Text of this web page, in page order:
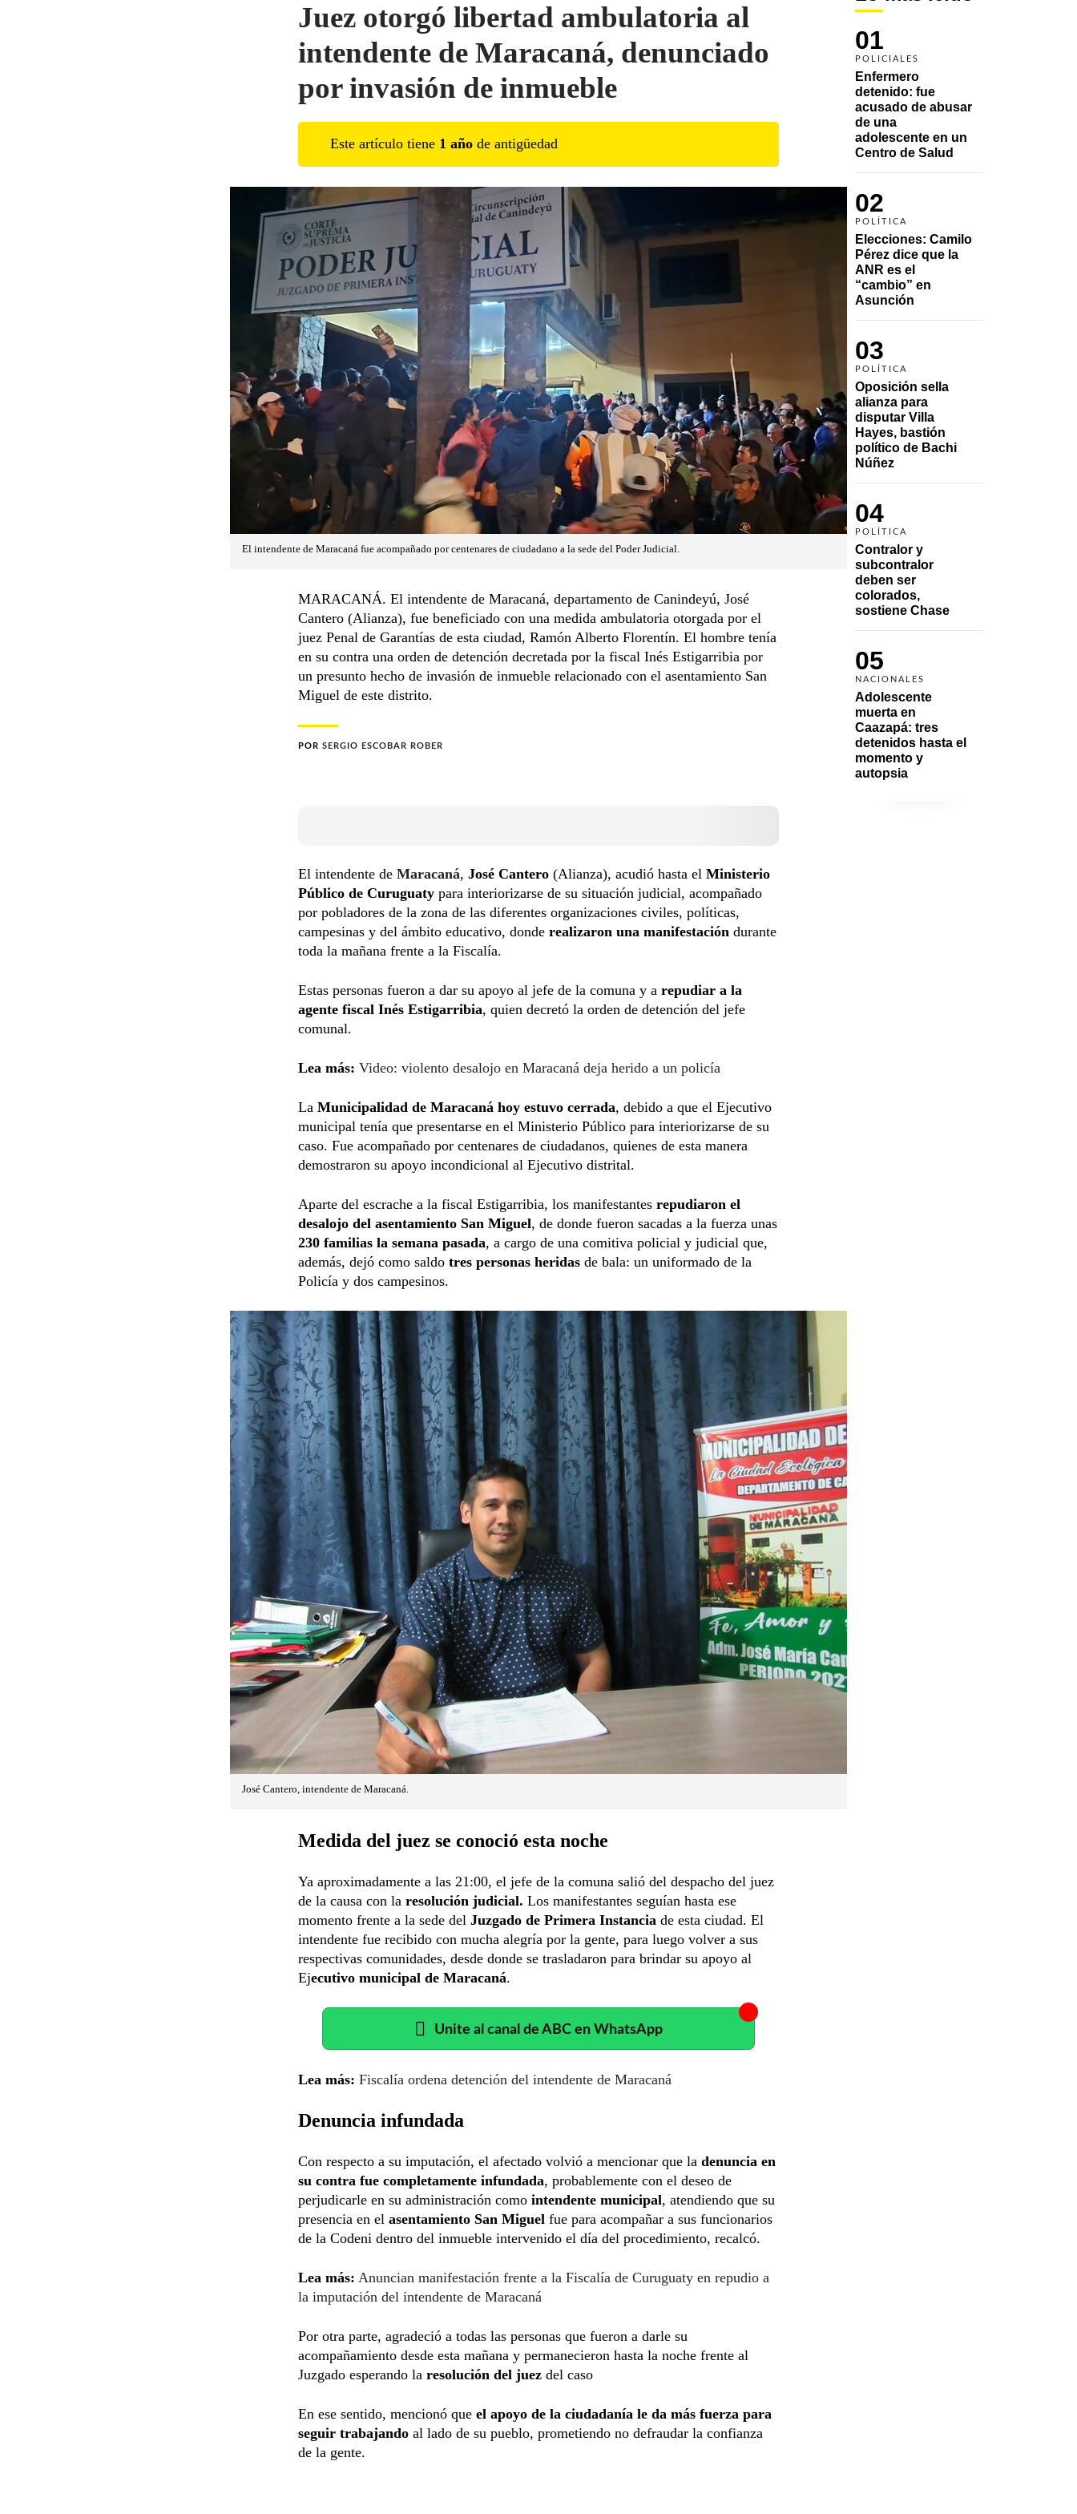
01
POLICIALES
Enfermero
detenido: fue
acusado de abusar
de una
adolescente en un
Centro de Salud
02
POLÍTICA
Elecciones: Camilo
Pérez dice que la
ANR es el
“cambio” en
Asunción
03
POLÍTICA
Oposición sella
alianza para
disputar Villa
Hayes, bastión
político de Bachi
Núñez
04
POLÍTICA
Contralor y
subcontralor
deben ser
colorados,
sostiene Chase
05
NACIONALES
Adolescente
muerta en
Caazapá: tres
detenidos hasta el
momento y
autopsia
Juez otorgó libertad ambulatoria al
intendente de Maracaná, denunciado
por invasión de inmueble
Este artículo tiene 1 año de antigüedad
El intendente de Maracaná fue acompañado por centenares de ciudadano a la sede del Poder Judicial.
MARACANÁ. El intendente de Maracaná, departamento de Canindeyú, José
Cantero (Alianza), fue beneficiado con una medida ambulatoria otorgada por el
juez Penal de Garantías de esta ciudad, Ramón Alberto Florentín. El hombre tenía
en su contra una orden de detención decretada por la fiscal Inés Estigarribia por
un presunto hecho de invasión de inmueble relacionado con el asentamiento San
Miguel de este distrito.
POR SERGIO ESCOBAR ROBER
El intendente de Maracaná, José Cantero (Alianza), acudió hasta el Ministerio
Público de Curuguaty para interiorizarse de su situación judicial, acompañado
por pobladores de la zona de las diferentes organizaciones civiles, políticas,
campesinas y del ámbito educativo, donde realizaron una manifestación durante
toda la mañana frente a la Fiscalía.
Estas personas fueron a dar su apoyo al jefe de la comuna y a repudiar a la
agente fiscal Inés Estigarribia, quien decretó la orden de detención del jefe
comunal.
Lea más: Video: violento desalojo en Maracaná deja herido a un policía
La Municipalidad de Maracaná hoy estuvo cerrada, debido a que el Ejecutivo
municipal tenía que presentarse en el Ministerio Público para interiorizarse de su
caso. Fue acompañado por centenares de ciudadanos, quienes de esta manera
demostraron su apoyo incondicional al Ejecutivo distrital.
Aparte del escrache a la fiscal Estigarribia, los manifestantes repudiaron el
desalojo del asentamiento San Miguel, de donde fueron sacadas a la fuerza unas
230 familias la semana pasada, a cargo de una comitiva policial y judicial que,
además, dejó como saldo tres personas heridas de bala: un uniformado de la
Policía y dos campesinos.
José Cantero, intendente de Maracaná.
Medida del juez se conoció esta noche
Ya aproximadamente a las 21:00, el jefe de la comuna salió del despacho del juez
de la causa con la resolución judicial. Los manifestantes seguían hasta ese
momento frente a la sede del Juzgado de Primera Instancia de esta ciudad. El
intendente fue recibido con mucha alegría por la gente, para luego volver a sus
respectivas comunidades, desde donde se trasladaron para brindar su apoyo al
Ejecutivo municipal de Maracaná.
Unite al canal de ABC en WhatsApp
Lea más: Fiscalía ordena detención del intendente de Maracaná
Denuncia infundada
Con respecto a su imputación, el afectado volvió a mencionar que la denuncia en
su contra fue completamente infundada, probablemente con el deseo de
perjudicarle en su administración como intendente municipal, atendiendo que su
presencia en el asentamiento San Miguel fue para acompañar a sus funcionarios
de la Codeni dentro del inmueble intervenido el día del procedimiento, recalcó.
Lea más: Anuncian manifestación frente a la Fiscalía de Curuguaty en repudio a
la imputación del intendente de Maracaná
Por otra parte, agradeció a todas las personas que fueron a darle su
acompañamiento desde esta mañana y permanecieron hasta la noche frente al
Juzgado esperando la resolución del juez del caso
En ese sentido, mencionó que el apoyo de la ciudadanía le da más fuerza para
seguir trabajando al lado de su pueblo, prometiendo no defraudar la confianza
de la gente.